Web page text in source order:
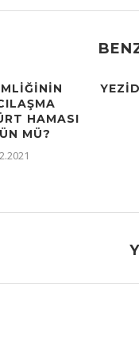
HAMASI
MÜ?